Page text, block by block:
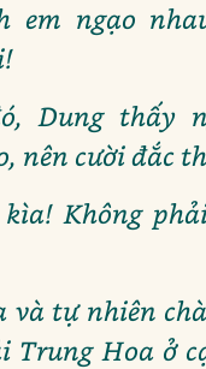
em ngạo
Dung thấy
nên cười đắc
Không
và tự nhiên
Trung Hoa ở